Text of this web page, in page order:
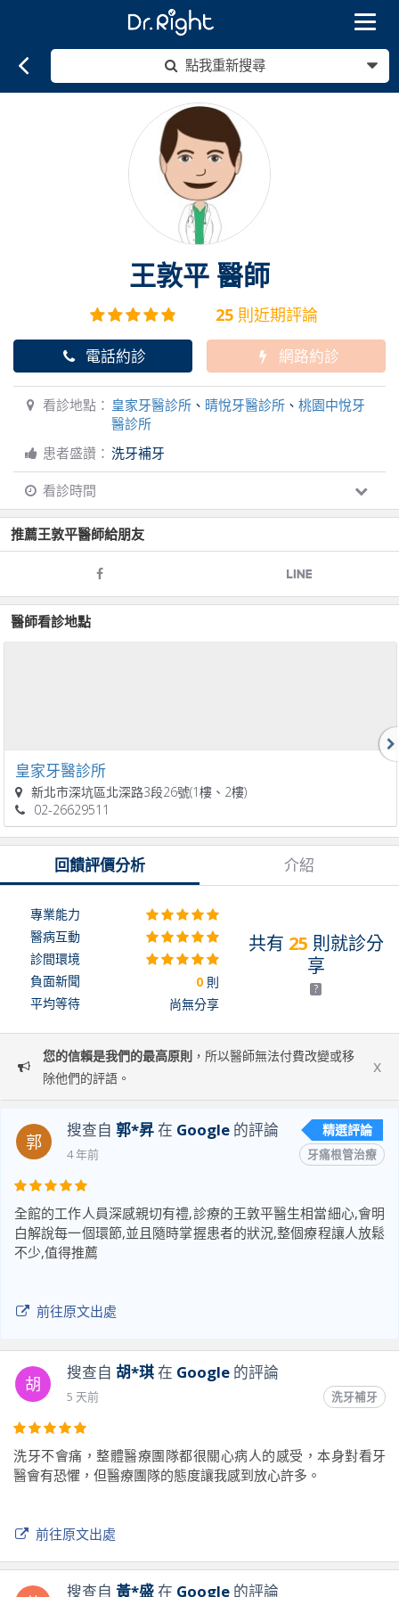
Toggle
點我重新搜尋
王敦平 醫師
25則近期評論
電話約診 網路約診
看診地點： 皇家牙醫診所 、 晴悅牙醫診所 、 桃園中悅牙
醫診所
患者盛讚： 洗牙補牙
看診時間
推薦王敦平醫師給朋友
醫師看診地點
皇家牙醫診所
新北市深坑區北深路3段26號(1樓、2樓)
02-26629511
回饋評價分析 介紹
共有 25 則就診分
享
?
專業能力
醫病互動
診間環境
負面新聞
0 則
平均等待
尚無分享
您的信賴是我們的最高原則 ，所以醫師無法付費改變或移
除他們的評語。
x
郭
搜查自郭*昇在 Google 的評論 精選評論
4 年前 牙痛根管治療
全館的工作人員深感親切有禮,診療的王敦平醫生相當細心,會明
白解說每一個環節,並且隨時掌握患者的狀況,整個療程讓人放鬆
不少,值得推薦
前往原文出處
胡
搜查自 胡*琪在 Google的評論
5 天前 洗牙補牙
洗牙不會痛，整體醫療團隊都很關心病人的感受，本身對看牙
醫會有恐懼，但醫療團隊的態度讓我感到放心許多。
前往原文出處
搜查自 黃*盛在 Google的評論